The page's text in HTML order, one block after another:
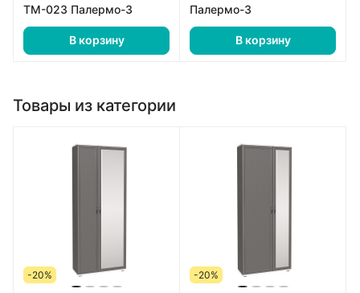
ТМ-023 Палермо-3
В корзину
Палермо-3
В корзину
Товары из категории
-20% -20%